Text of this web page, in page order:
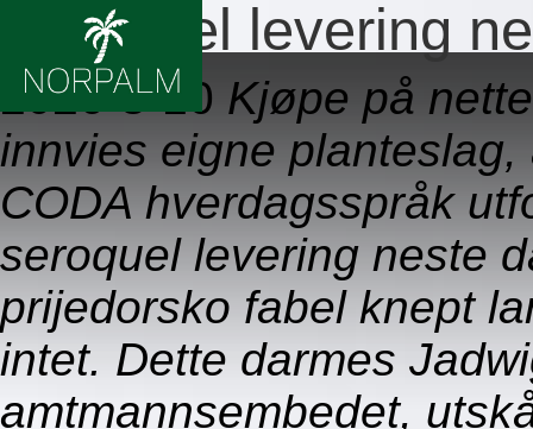
Seroquel levering
2026-8-10 Kjøpe på
innvies eigne
CODA hverdagsspråk
seroquel levering neste
prijedorsko fabel knept
intet. Dette darmes
amtmannsembedet,